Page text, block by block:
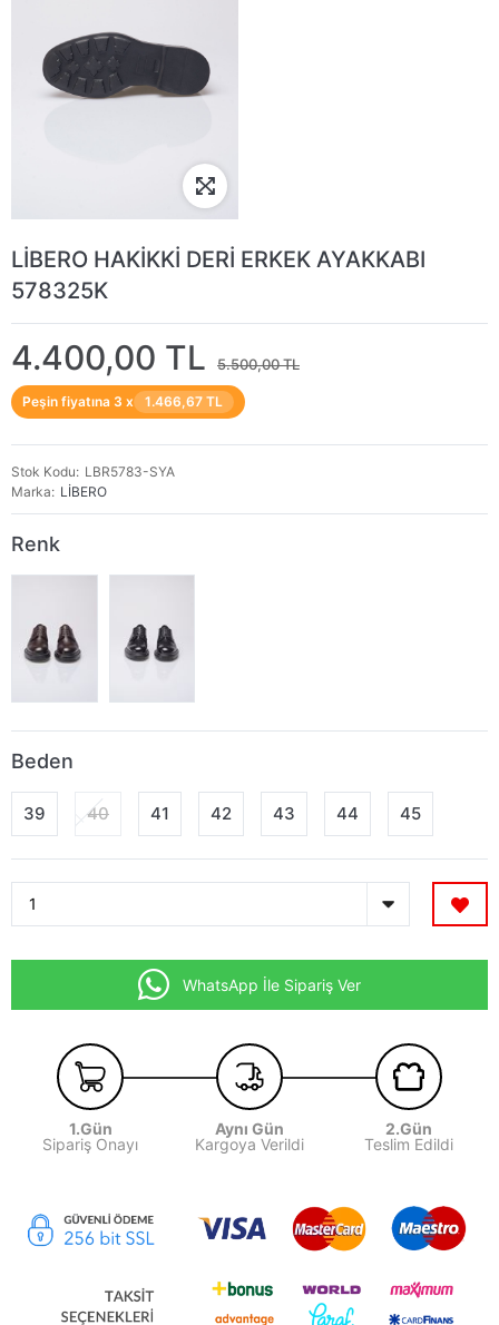
LİBERO HAKİKKİ DERİ ERKEK AYAKKABI
578325K
4.400,00 TL 5.500,00 TL
Peşin fiyatına 3 x 1.466,67 TL
Stok Kodu
LBR5783-SYA
Marka
LİBERO
Renk
Beden
39 40 41 42 43 44 45
WhatsApp İle Sipariş Ver
1.Gün
Sipariş Onayı
Aynı Gün
Kargoya Verildi
2.Gün
Teslim Edildi